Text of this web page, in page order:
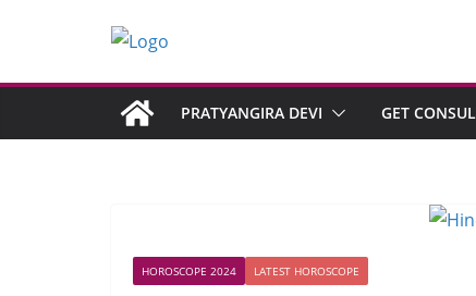
PRATYANGIRA DEVI GET
HOROSCOPE 2024 LATEST HOROSCOPE